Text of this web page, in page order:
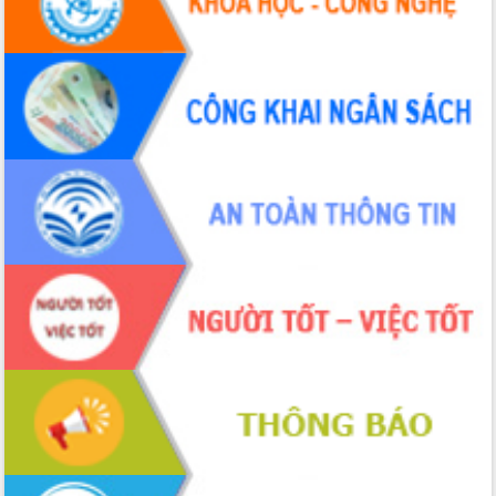
Hội thảo khoa học “Giải pháp thúc đẩy
phát triển nền kinh tế xanh tại tỉnh
Đắk Lắk”
Tăng cường giám sát, đôn đốc thực
hiện nhiệm vụ quản lý tài sản công
hàng tuần
Tháo gỡ những vướng mắc, đẩy mạnh
công tác cải cách thủ tục hành chính
tại Trung tâm Phục vụ hành chính
công tỉnh
Đắk Lắk: Tôn vinh 46 giải pháp tại Hội
thi Sáng tạo Kỹ thuật 2024 - 2025
Đắk Lắk rà soát, điều chỉnh Đề án 190
về phát triển nuôi trồng thủy sản
Phó Chủ tịch UBND tỉnh Đắk Lắk
Trương Công Thái kiểm tra thực địa
Dự án cao tốc Khánh Hòa - Buôn Ma
Thuột
Định vị cà phê Việt Nam như một “di
sản sống” trong dòng chảy toàn cầu